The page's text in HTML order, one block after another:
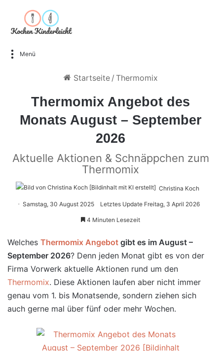
Menü
Startseite / Thermomix
Thermomix Angebot des
Monats August – September
2026
Aktuelle Aktionen & Schnäppchen zum
Thermomix
Christina Koch
Samstag, 30 August 2025 Letztes Update Freitag, 3 April 2026
4 Minuten Lesezeit
Welches Thermomix Angebot gibt es im August –
September 2026? Denn jeden Monat gibt es von der
Firma Vorwerk aktuelle Aktionen rund um den
Thermomix. Diese Aktionen laufen aber nicht immer
genau vom 1. bis Monatsende, sondern ziehen sich
auch gerne mal über fünf oder mehr Wochen.